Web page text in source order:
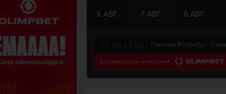
6 АВГ. 7 АВГ. 8 АВГ.
Омские Ястребы -
Букмекерская компания